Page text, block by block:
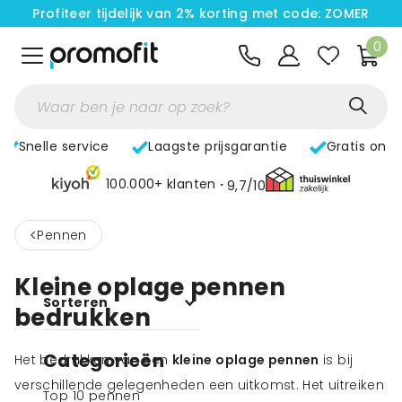
Profiteer tijdelijk van 2% korting met code: ZOMER
0
Snelle service Laagste prijsgarantie Gratis
100.000+ klanten 9,7/10
< Pennen
Sorteren
Categorieën
Top 10 pennen
Kleine oplage pennen
bedrukken
Het bedrukken van een kleine oplage pennen is bij
verschillende gelegenheden een uitkomst. Het uitreiken